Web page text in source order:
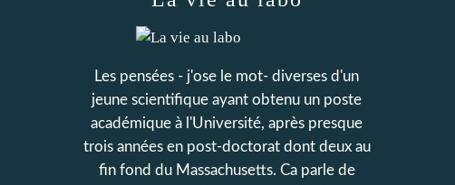
Les pensées - j'ose le mot- diverses d'un
jeune scientifique ayant obtenu un poste
académique à l'Université, après presque
trois années en post-doctorat dont deux au
fin fond du Massachusetts. Ca parle de